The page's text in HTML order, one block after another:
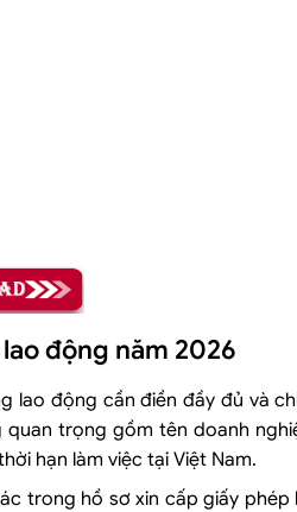
động năm 2026
lao động cần điền đầy đủ và
trọng gồm tên doanh
hạn làm việc tại Việt Nam.
trong hồ sơ xin cấp giấy phép